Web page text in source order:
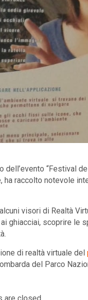
dell’evento “Festival
ha raccolto notevole
visori di Realtà
ghiacciai, scoprire le
di realtà virtuale del
del Parco
2026